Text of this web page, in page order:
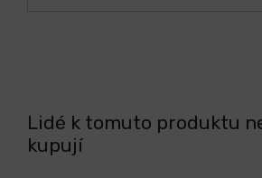
Lidé k tomuto produktu
kupují